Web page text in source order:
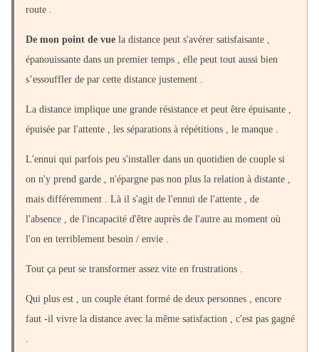
route .
De mon point de vue la distance peut s'avérer satisfaisante ,
épanouissante dans un premier temps , elle peut tout aussi bien
s’essouffler de par cette distance justement .
La distance implique une grande résistance et peut être épuisante ,
épuisée par l'attente , les séparations à répétitions , le manque .
L'ennui qui parfois peu s'installer dans un quotidien de couple si
on n'y prend garde , n'épargne pas non plus la relation à distante ,
mais différemment . Là il s'agit de l'ennui de l'attente , de
l'absence , de l'incapacité d'être auprès de l'autre au moment où
l'on en terriblement besoin / envie .
Tout ça peut se transformer assez vite en frustrations .
Qui plus est , un couple étant formé de deux personnes , encore
faut -il vivre la distance avec la même satisfaction , c'est pas gagné